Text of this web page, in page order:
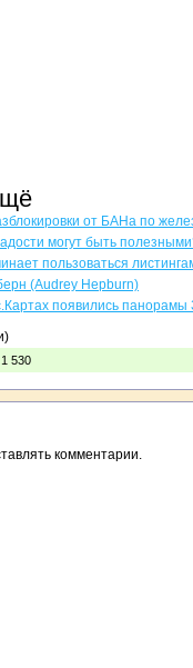
от БАНа по
могут быть
пользоваться
(Audrey Hepburn)
появились панорамы
530
комментарии.